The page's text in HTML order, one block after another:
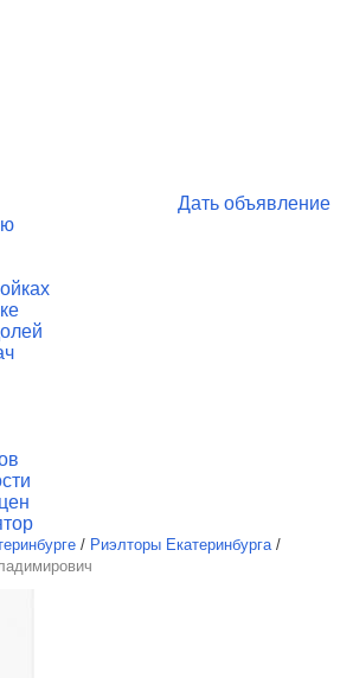
Дать объявление
/ Риэлторы Екатеринбурга /